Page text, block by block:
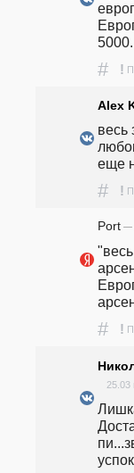
# !
Alex
весь
еще
# !
Port —
# !
25.03